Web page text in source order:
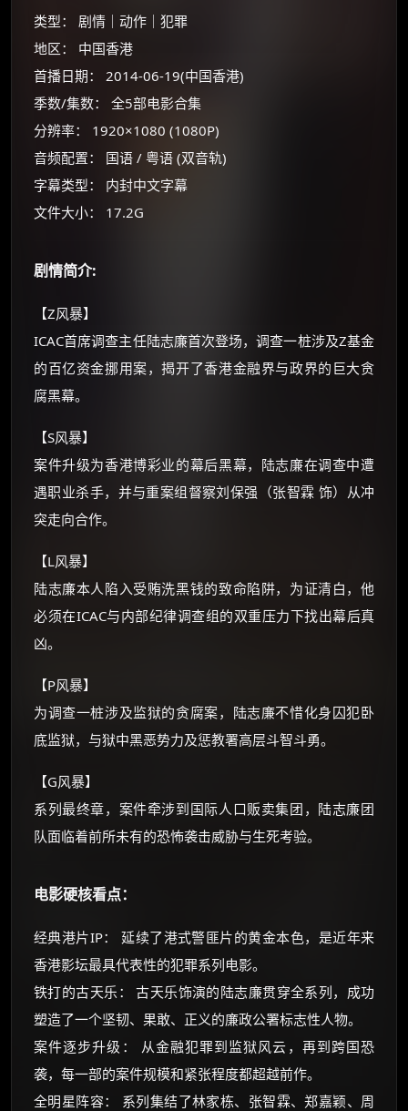
类型： 剧情｜动作｜犯罪
地区： 中国香港
首播日期： 2014-06-19(中国香港)
季数/集数： 全5部电影合集
分辨率： 1920×1080 (1080P)
音频配置： 国语 / 粤语 (双音轨)
字幕类型： 内封中文字幕
文件大小： 17.2G
剧情简介:
【Z风暴】
ICAC首席调查主任陆志廉首次登场，调查一桩涉及Z基金
的百亿资金挪用案，揭开了香港金融界与政界的巨大贪
腐黑幕。
【S风暴】
案件升级为香港博彩业的幕后黑幕，陆志廉在调查中遭
遇职业杀手，并与重案组督察刘保强（张智霖 饰）从冲
突走向合作。
【L风暴】
陆志廉本人陷入受贿洗黑钱的致命陷阱，为证清白，他
必须在ICAC与内部纪律调查组的双重压力下找出幕后真
凶。
【P风暴】
为调查一桩涉及监狱的贪腐案，陆志廉不惜化身囚犯卧
底监狱，与狱中黑恶势力及惩教署高层斗智斗勇。
【G风暴】
系列最终章，案件牵涉到国际人口贩卖集团，陆志廉团
队面临着前所未有的恐怖袭击威胁与生死考验。
电影硬核看点：
经典港片IP： 延续了港式警匪片的黄金本色，是近年来
香港影坛最具代表性的犯罪系列电影。
铁打的古天乐： 古天乐饰演的陆志廉贯穿全系列，成功
塑造了一个坚韧、果敢、正义的廉政公署标志性人物。
案件逐步升级： 从金融犯罪到监狱风云，再到跨国恐
袭，每一部的案件规模和紧张程度都超越前作。
全明星阵容： 系列集结了林家栋、张智霖、郑嘉颖、周
🧧 福利领取站
朋友们辛苦了 💦
你需要的各种会员，都可低价购买！
如夸克12个月送14天 最低75元！
⚡ 前往【大淘客】领红包